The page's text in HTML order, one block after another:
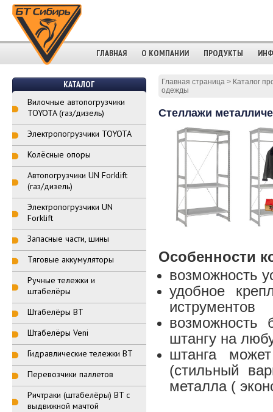
ГЛАВНАЯ О КОМПАНИИ ПРОДУКТЫ
КАТАЛОГ
Вилочные автопогрузчики
TOYOTA (газ/дизель)
Электропогрузчики TOYOTA
Колёсные опоры
Автопогрузчики UN Forklift
(газ/дизель)
Электропогрузчики UN
Forklift
Запасные части, шины
Тяговые аккумуляторы
Ручные тележки и
штабелёры
Штабелёры BT
Штабелёры Veni
Гидравлические тележки BT
Перевозчики паллетов
Ричтраки (штабелёры) BT с
выдвижной мачтой
Главная страница> Каталог
одежды
Стеллажи
Особенности
возможность
удобное
иструментов
возможность
штангу на
штанга
(стильный
металла (